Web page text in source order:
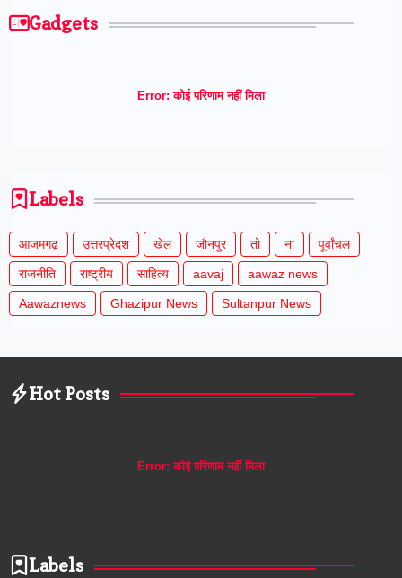
Gadgets
Error: कोई परिणाम नहीं मिला
Labels
आजमगढ़ उत्तरप्रेदश खेल जौनपुर तो ना पूर्वांचल
राजनीति राष्ट्रीय साहित्य aavaj aawaz news
Aawaznews Ghazipur News Sultanpur News
Hot Posts
Error: कोई परिणाम नहीं मिला
Labels